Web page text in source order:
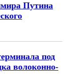
Путина
под
волоконно-